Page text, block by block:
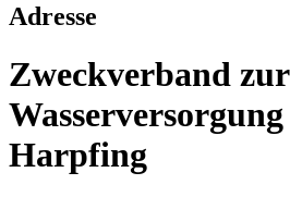
Adresse
Zweckverband zur
Harpfing